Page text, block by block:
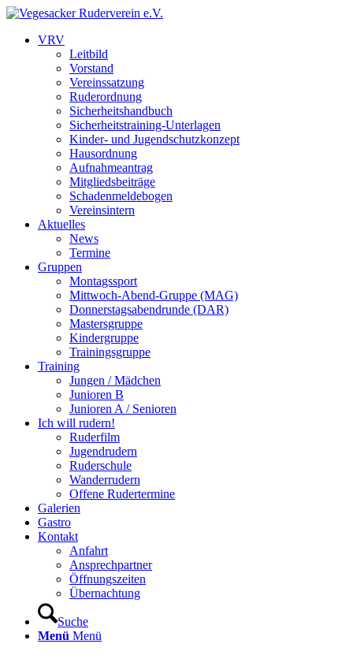
VRV
Leitbild
Vorstand
Vereinssatzung
Ruderordnung
Sicherheitshandbuch
Sicherheitstraining-Unterlagen
Kinder- und Jugendschutzkonzept
Hausordnung
Aufnahmeantrag
Mitgliedsbeiträge
Schadenmeldebogen
Vereinsintern
Aktuelles
News
Termine
Gruppen
Montagssport
Mittwoch-Abend-Gruppe (MAG)
Donnerstagsabendrunde (DAR)
Mastersgruppe
Kindergruppe
Trainingsgruppe
Training
Jungen / Mädchen
Junioren B
Junioren A / Senioren
Ich will rudern!
Ruderfilm
Jugendrudern
Ruderschule
Wanderrudern
Offene Rudertermine
Galerien
Gastro
Kontakt
Anfahrt
Ansprechpartner
Öffnungszeiten
Übernachtung
Suche
Menü Menü